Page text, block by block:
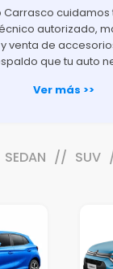
Carrasco
autorizado,
venta de
que tu auto
Ver más >>
SEDAN // SUV